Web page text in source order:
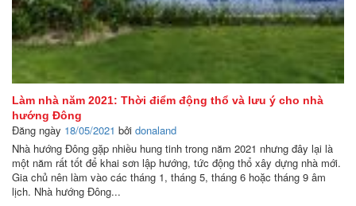
Làm nhà năm 2021: Thời điểm động thổ và lưu ý cho nhà
hướng Đông
Đăng ngày 18/05/2021 bởi donaland
Nhà hướng Đông gặp nhiều hung tinh trong năm 2021 nhưng đây lại là
một năm rất tốt để khai sơn lập hướng, tức động thổ xây dựng nhà mới.
Gia chủ nên làm vào các tháng 1, tháng 5, tháng 6 hoặc tháng 9 âm
lịch. Nhà hướng Đông...